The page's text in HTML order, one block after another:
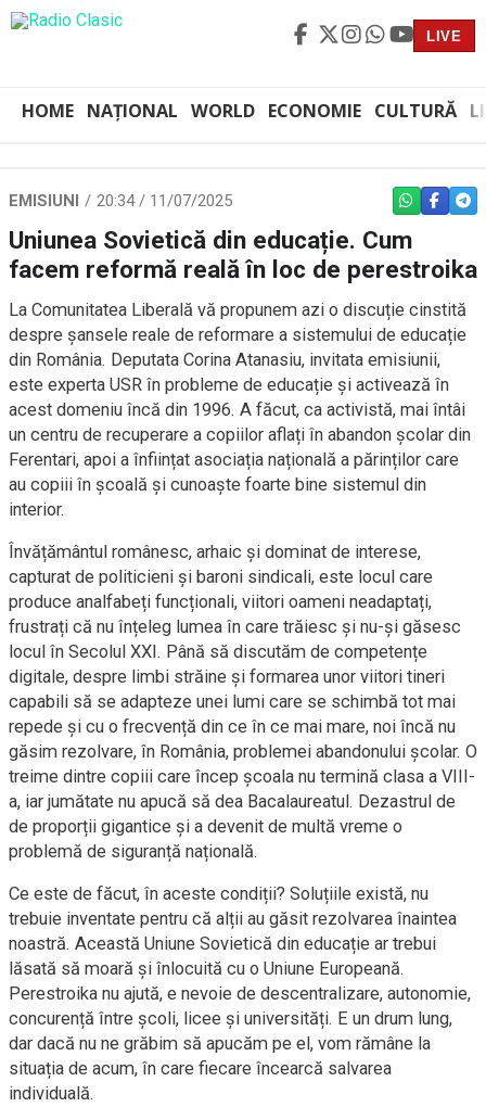
LIVE
HOME NAȚIONAL WORLD ECONOMIE CULTURĂ
EMISIUNI 20:34 / 11/07/2025 WHATSAPP
Uniunea Sovietică din educație. Cum
facem reformă reală în loc de perestroika
La Comunitatea Liberală vă propunem azi o discuție cinstită
despre șansele reale de reformare a sistemului de educație
din România. Deputata Corina Atanasiu, invitata emisiunii,
este experta USR în probleme de educație și activează în
acest domeniu încă din 1996. A făcut, ca activistă, mai întâi
un centru de recuperare a copiilor aflați în abandon școlar din
Ferentari, apoi a înființat asociația națională a părinților care
au copiii în școală și cunoaște foarte bine sistemul din
interior.
Învățământul românesc, arhaic și dominat de interese,
capturat de politicieni și baroni sindicali, este locul care
produce analfabeți funcționali, viitori oameni neadaptați,
frustrați că nu înțeleg lumea în care trăiesc și nu-și găsesc
locul în Secolul XXI. Până să discutăm de competențe
digitale, despre limbi străine și formarea unor viitori tineri
capabili să se adapteze unei lumi care se schimbă tot mai
repede și cu o frecvență din ce în ce mai mare, noi încă nu
găsim rezolvare, în România, problemei abandonului școlar. O
treime dintre copiii care încep școala nu termină clasa a VIII-
a, iar jumătate nu apucă să dea Bacalaureatul. Dezastrul de
de proporții gigantice și a devenit de multă vreme o
problemă de siguranță națională.
Ce este de făcut, în aceste condiții? Soluțiile există, nu
trebuie inventate pentru că alții au găsit rezolvarea înaintea
noastră. Această Uniune Sovietică din educație ar trebui
lăsată să moară și înlocuită cu o Uniune Europeană.
Perestroika nu ajută, e nevoie de descentralizare, autonomie,
concurență între școli, licee și universități. E un drum lung,
dar dacă nu ne grăbim să apucăm pe el, vom rămâne la
situația de acum, în care fiecare încearcă salvarea
individuală.